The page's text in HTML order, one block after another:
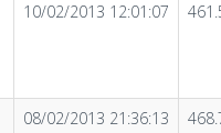
10/02/2013 12:01:07
08/02/2013 21:36:13